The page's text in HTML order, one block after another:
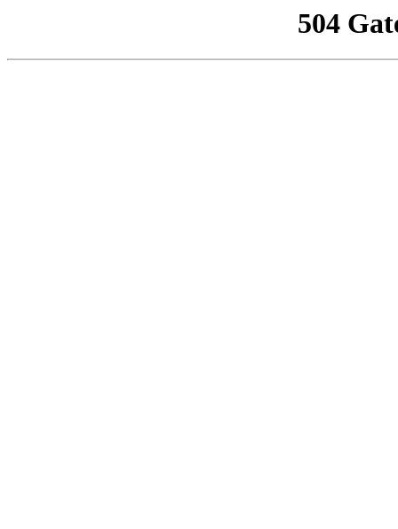
504